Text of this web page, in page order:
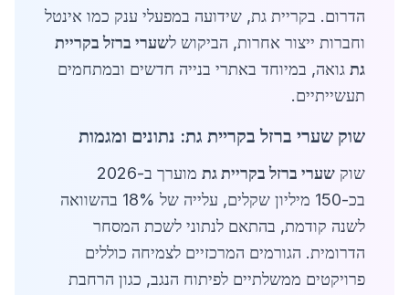
הדרום. בקריית גת, שידועה במפעלי ענק כמו אינטל
וחברות ייצור אחרות, הביקוש לשערי ברזל בקריית
גת גואה, במיוחד באתרי בנייה חדשים ובמתחמים
תעשייתיים.
שוק שערי ברזל בקריית גת: נתונים ומגמות
שוק שערי ברזל בקריית גת
מוערך ב-2026
בכ-150 מיליון שקלים, עלייה של 18% בהשוואה
לשנה קודמת, בהתאם לנתוני לשכת המסחר
הדרומית. הגורמים המרכזיים לצמיחה כוללים
פרויקטים ממשלתיים לפיתוח הנגב, כגון הרחבת